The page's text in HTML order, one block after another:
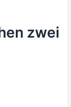
zwei